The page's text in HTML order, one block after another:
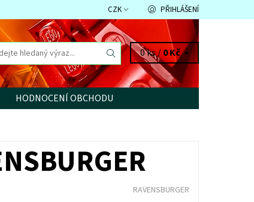
CZK PŘIHLÁŠENÍ
0 ks /0 Kč
HODNOCENÍ OBCHODU
RAVENSBURGER